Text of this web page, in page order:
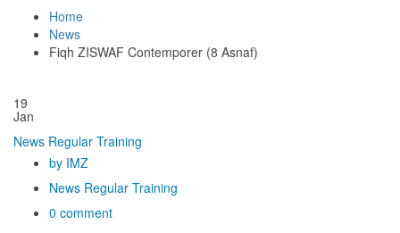
Home
News
Fiqh ZISWAF Contemporer (8 Asnaf)
19
Jan
News Regular Training
by IMZ
News Regular Training
0 comment